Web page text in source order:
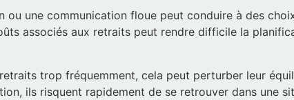
ou une communication floue peut conduire à des
associés aux retraits peut rendre difficile la
trop fréquemment, cela peut perturber leur
ils risquent rapidement de se retrouver dans une